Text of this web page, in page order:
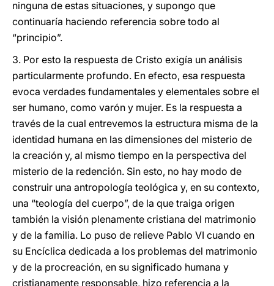
ninguna de estas situaciones, y supongo que
continuaría haciendo referencia sobre todo al
“principio”.
3. Por esto la respuesta de Cristo exigía un análisis
particularmente profundo. En efecto, esa respuesta
evoca verdades fundamentales y elementales sobre el
ser humano, como varón y mujer. Es la respuesta a
través de la cual entrevemos la estructura misma de la
identidad humana en las dimensiones del misterio de
la creación y, al mismo tiempo en la perspectiva del
misterio de la redención. Sin esto, no hay modo de
construir una antropología teológica y, en su contexto,
una “teología del cuerpo”, de la que traiga origen
también la visión plenamente cristiana del matrimonio
y de la familia. Lo puso de relieve Pablo VI cuando en
su Encíclica dedicada a los problemas del matrimonio
y de la procreación, en su significado humana y
cristianamente responsable, hizo referencia a la